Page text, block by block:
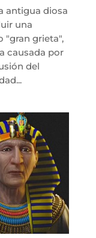
antigua diosa
una
"gran grieta",
causada por
del